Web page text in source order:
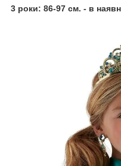
3 роки: 86-97 см. - в